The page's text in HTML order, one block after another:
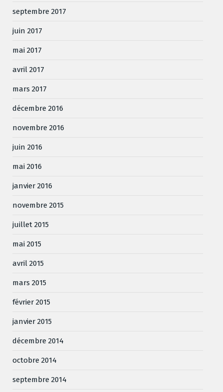
septembre 2017
juin 2017
mai 2017
avril 2017
mars 2017
décembre 2016
novembre 2016
juin 2016
mai 2016
janvier 2016
novembre 2015
juillet 2015
mai 2015
avril 2015
mars 2015
février 2015
janvier 2015
décembre 2014
octobre 2014
septembre 2014